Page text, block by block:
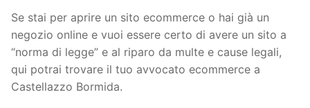
Se stai per aprire un sito ecommerce o hai già un
negozio online e vuoi essere certo di avere un sito a
“norma di legge” e al riparo da multe e cause legali,
qui potrai trovare il tuo avvocato ecommerce a
Castellazzo Bormida.